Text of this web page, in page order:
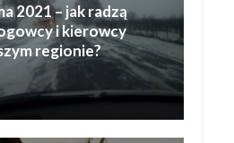
2021 – jak radzą
i kierowcy
regionie?